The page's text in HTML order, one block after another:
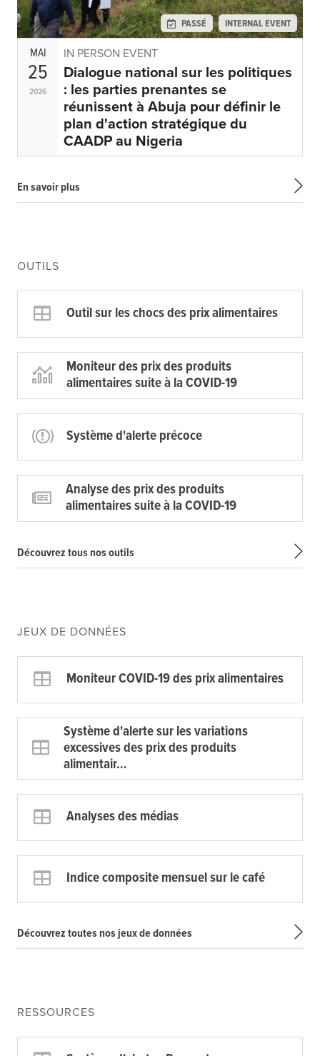
PASSÉ INTERNAL EVENT
MAI
25
2026
IN PERSON EVENT
Dialogue national sur les politiques
: les parties prenantes se
réunissent à Abuja pour définir le
plan d'action stratégique du
CAADP au Nigeria
En savoir plus
OUTILS
Outil sur les chocs des prix alimentaires
Moniteur des prix des produits
alimentaires suite à la COVID-19
Système d'alerte précoce
Analyse des prix des produits
alimentaires suite à la COVID-19
Découvrez tous nos outils
JEUX DE DONNÉES
Moniteur COVID-19 des prix alimentaires
Système d'alerte sur les variations
excessives des prix des produits
alimentair…
Analyses des médias
Indice composite mensuel sur le café
Découvrez toutes nos jeux de données
RESSOURCES